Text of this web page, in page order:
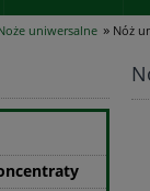
uniwersalne » Nóż